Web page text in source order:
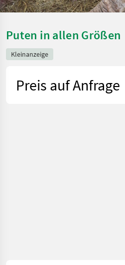
Puten in allen Größen
Kleinanzeige
Preis auf Anfrage